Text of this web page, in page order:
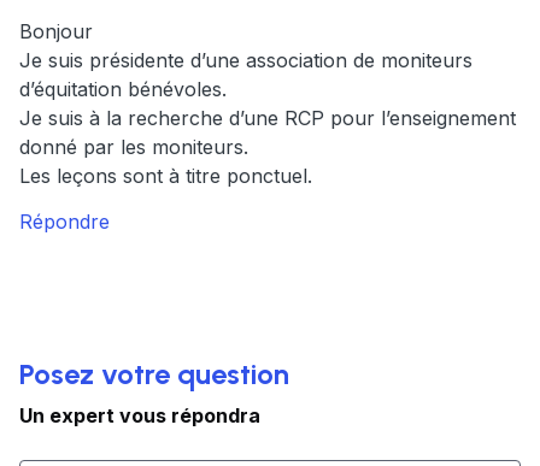
Bonjour
Je suis présidente d’une association de moniteurs
d’équitation bénévoles.
Je suis à la recherche d’une RCP pour l’enseignement
donné par les moniteurs.
Les leçons sont à titre ponctuel.
Répondre
Posez votre question
Un expert vous répondra